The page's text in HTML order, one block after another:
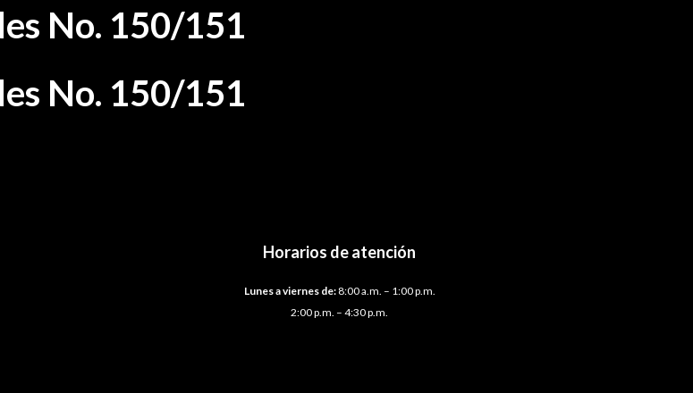
No. 150/151
No. 150/151
Horarios de atención
Lunes a viernes de:8:00 a.m. – 1:00 p.m.
2:00 p.m. – 4:30 p.m.